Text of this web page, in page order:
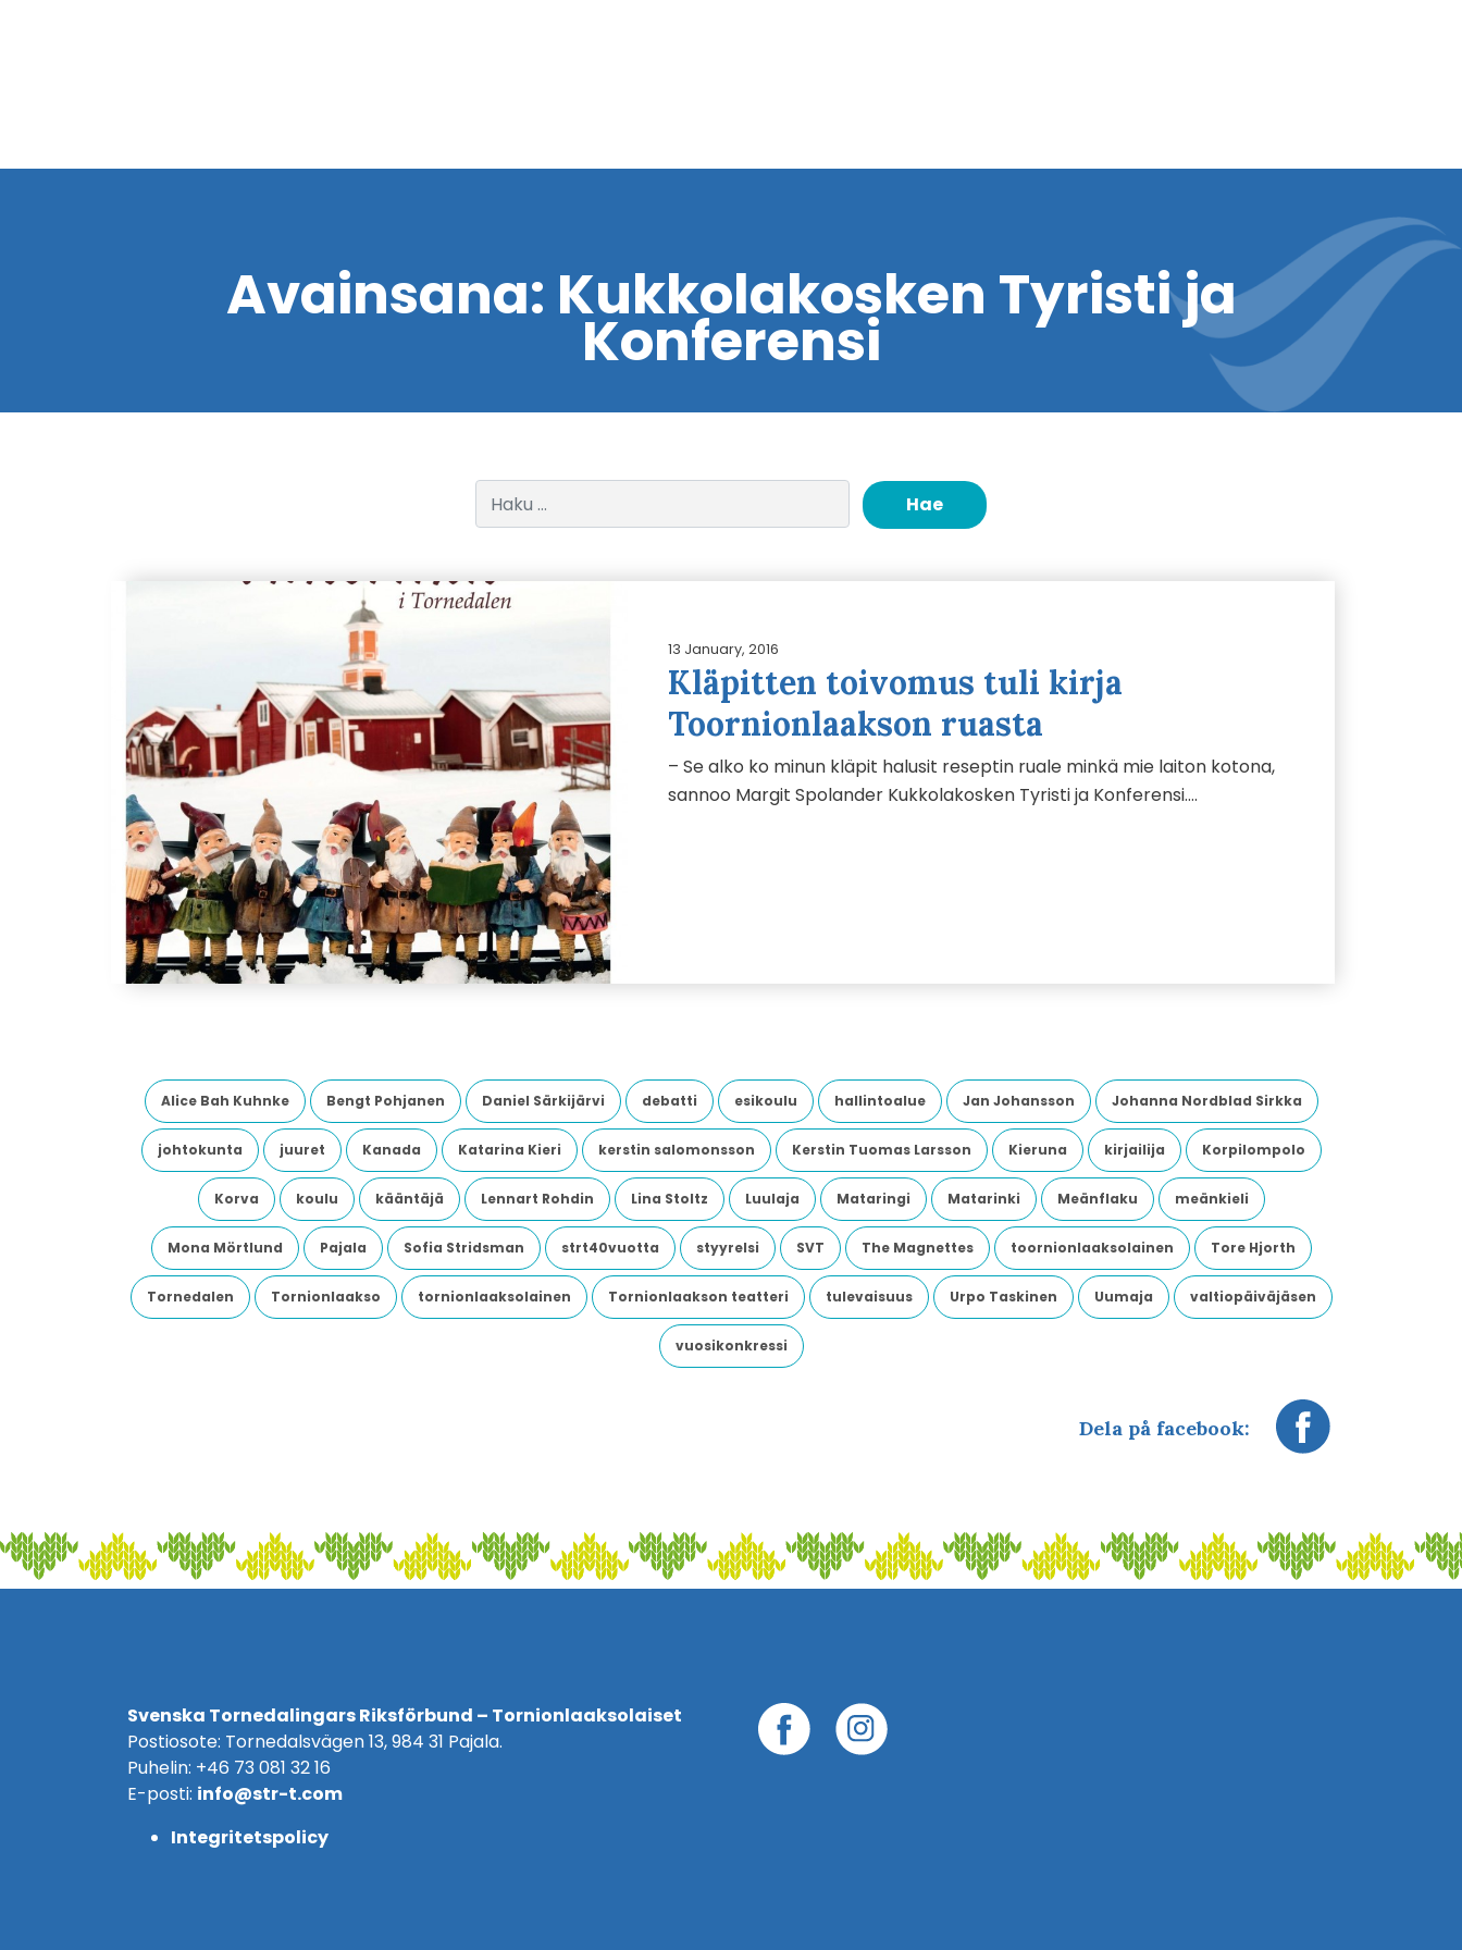
Avainsana: Kukkolakosken Tyristi ja
Konferensi
13 January, 2016
Kläpitten toivomus tuli kirja
Toornionlaakson ruasta
– Se alko ko minun kläpit halusit reseptin ruale minkä mie laiton kotona,
sannoo Margit Spolander Kukkolakosken Tyristi ja Konferensi….
Alice Bah Kuhnke Bengt Pohjanen Daniel Särkijärvi debatti esikoulu hallintoalue Jan Johansson Johanna Nordblad Sirkka
johtokunta juuret Kanada Katarina Kieri kerstin salomonsson Kerstin Tuomas Larsson Kieruna kirjailija Korpilompolo
Korva koulu kääntäjä Lennart Rohdin Lina Stoltz Luulaja Mataringi Matarinki Meänflaku meänkieli
Mona Mörtlund Pajala Sofia Stridsman strt40vuotta styyrelsi SVT The Magnettes toornionlaaksolainen Tore Hjorth
Tornedalen Tornionlaakso tornionlaaksolainen Tornionlaakson teatteri tulevaisuus Urpo Taskinen Uumaja valtiopäiväjäsen
vuosikonkressi
Dela på facebook:
Svenska Tornedalingars Riksförbund – Tornionlaaksolaiset
Postiosote: Tornedalsvägen 13, 984 31 Pajala.
Puhelin: +46 73 081 32 16
E-posti: info@str-t.com
Integritetspolicy